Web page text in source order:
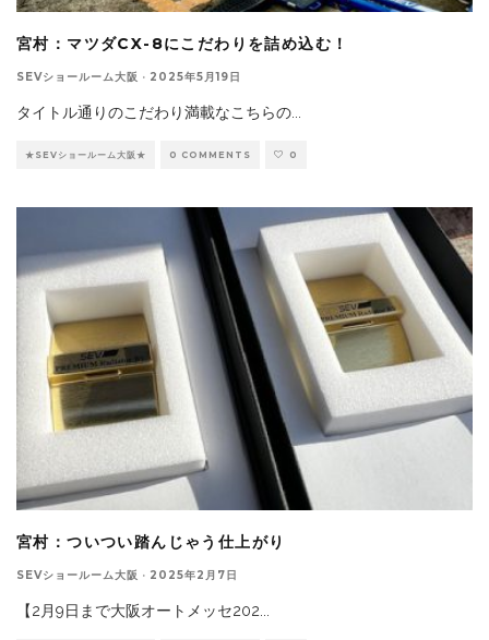
宮村：マツダCX-8にこだわりを詰め込む！
SEVショールーム大阪 · 2025年5月19日
タイトル通りのこだわり満載なこちらの
★SEVショールーム大阪★ 0 COMMENTS 0
宮村：ついつい踏んじゃう仕上がり
SEVショールーム大阪 · 2025年2月7日
【2月9日まで大阪オートメッセ202...